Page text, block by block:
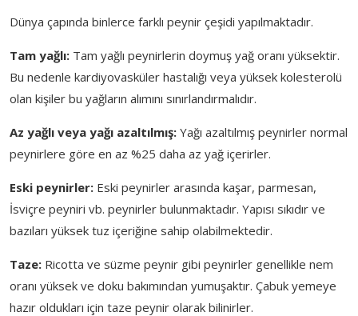
Dünya çapında binlerce farklı peynir çeşidi yapılmaktadır.
Tam yağlı: Tam yağlı peynirlerin doymuş yağ oranı yüksektir.
Bu nedenle kardiyovasküler hastalığı veya yüksek kolesterolü
olan kişiler bu yağların alımını sınırlandırmalıdır.
Az yağlı veya yağı azaltılmış: Yağı azaltılmış peynirler normal
peynirlere göre en az %25 daha az yağ içerirler.
Eski peynirler: Eski peynirler arasında kaşar, parmesan,
İsviçre peyniri vb. peynirler bulunmaktadır. Yapısı sıkıdır ve
bazıları yüksek tuz içeriğine sahip olabilmektedir.
Taze: Ricotta ve süzme peynir gibi peynirler genellikle nem
oranı yüksek ve doku bakımından yumuşaktır. Çabuk yemeye
hazır oldukları için taze peynir olarak bilinirler.